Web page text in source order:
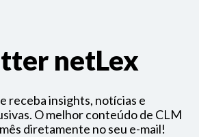
netLex
receba insights, notícias e
O melhor conteúdo de CLM
diretamente no seu e-mail!